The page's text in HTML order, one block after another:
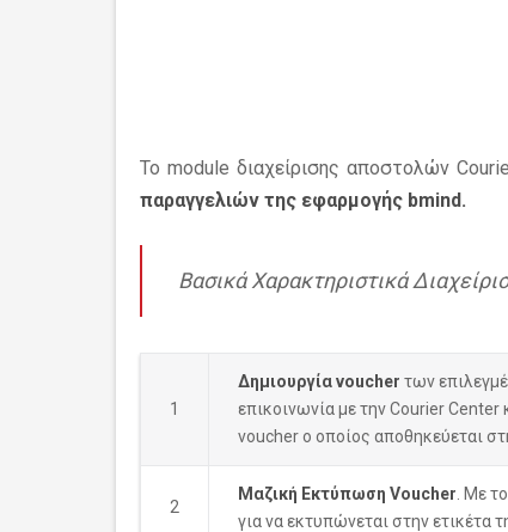
Το module διαχείρισης αποστολών
παραγγελιών της εφαρμογής bmind.
Βασικά Χαρακτηριστικά
1
Δημιουργία voucher των
επικοινωνία με την Courier Center
voucher ο οποίος αποθηκεύεται
2
Μαζική Εκτύπωση Voucher . Με
για να εκτυπώνεται στην ετικέτα